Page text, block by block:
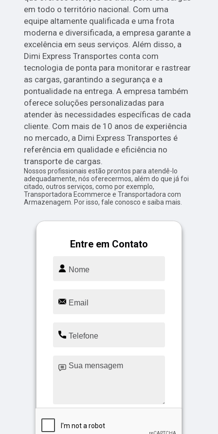
em todo o território nacional. Com uma
equipe altamente qualificada e uma frota
moderna e diversificada, a empresa garante a
excelência em seus serviços. Além disso, a
Dimi Express Transportes conta com
tecnologia de ponta para monitorar e rastrear
as cargas, garantindo a segurança e a
pontualidade na entrega. A empresa também
oferece soluções personalizadas para
atender às necessidades específicas de cada
cliente. Com mais de 10 anos de experiência
no mercado, a Dimi Express Transportes é
referência em qualidade e eficiência no
transporte de cargas.
Nossos profissionais estão prontos para atendê-lo
adequadamente, nós oferecermos, além do que já foi
citado, outros serviços, como por exemplo,
Transportadora Ecommerce e Transportadora com
Armazenagem. Por isso, fale conosco e saiba mais.
Entre em Contato